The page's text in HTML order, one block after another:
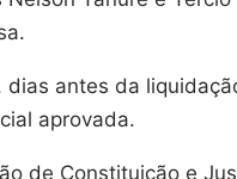
dias antes da
aprovada.
de Constituição e